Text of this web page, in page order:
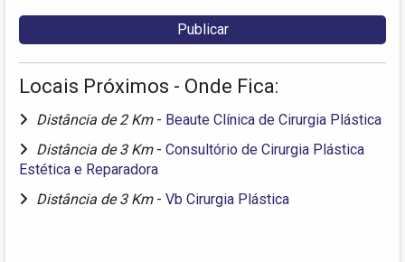
Locais Próximos - Onde Fica:
Distância de 2 Km - Beaute Clínica de Cirurgia Plástica
Distância de 3 Km - Consultório de Cirurgia Plástica
Estética e Reparadora
Distância de 3 Km - Vb Cirurgia Plástica